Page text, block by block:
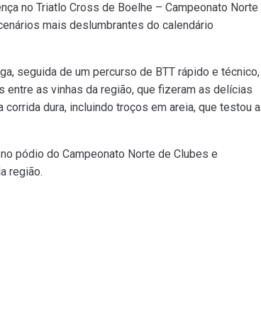
no Triatlo Cross de Boelhe – Campeonato Norte
mais deslumbrantes do calendário
seguida de um percurso de BTT rápido e técnico,
as vinhas da região, que fizeram as delícias
dura, incluindo troços em areia, que testou a
pódio do Campeonato Norte de Clubes e
região.